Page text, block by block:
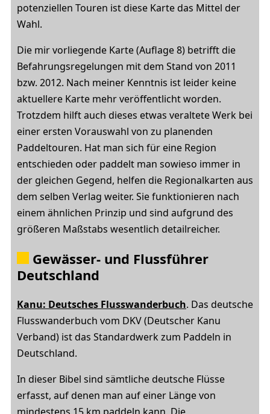
potenziellen Touren ist diese Karte das Mittel der
Wahl.
Die mir vorliegende Karte (Auflage 8) betrifft die
Befahrungsregelungen mit dem Stand von 2011
bzw. 2012. Nach meiner Kenntnis ist leider keine
aktuellere Karte mehr veröffentlicht worden.
Trotzdem hilft auch dieses etwas veraltete Werk bei
einer ersten Vorauswahl von zu planenden
Paddeltouren. Hat man sich für eine Region
entschieden oder paddelt man sowieso immer in
der gleichen Gegend, helfen die Regionalkarten aus
dem selben Verlag weiter. Sie funktionieren nach
einem ähnlichen Prinzip und sind aufgrund des
größeren Maßstabs wesentlich detailreicher.
Gewässer- und Flussführer
Deutschland
Kanu: Deutsches Flusswanderbuch. Das deutsche
Flusswanderbuch vom DKV (Deutscher Kanu
Verband) ist das Standardwerk zum Paddeln in
Deutschland.
In dieser Bibel sind sämtliche deutsche Flüsse
erfasst, auf denen man auf einer Länge von
mindestens 15 km paddeln kann. Die